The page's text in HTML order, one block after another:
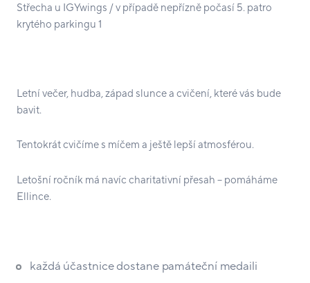
Střecha u IGYwings / v případě nepřízně počasí 5. patro
krytého parkingu 1
Letní večer, hudba, západ slunce a cvičení, které vás bude
bavit.
Tentokrát cvičíme s míčem a ještě lepší atmosférou.
Letošní ročník má navíc charitativní přesah – pomáháme
Ellince.
každá účastnice dostane památeční medaili